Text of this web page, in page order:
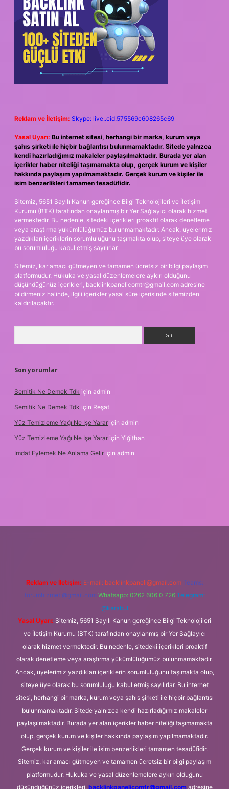
Reklam ve İletişim: Skype: live:.cid.575569c608265c69
Yasal Uyarı: Bu internet sitesi, herhangi bir marka, kurum veya
şahıs şirketi ile hiçbir bağlantısı bulunmamaktadır. Sitede yalnızca
kendi hazırladığımız makaleler paylaşılmaktadır. Burada yer alan
içerikler haber niteliği taşımamakta olup, gerçek kurum ve kişiler
hakkında paylaşım yapılmamaktadır. Gerçek kurum ve kişiler ile
isim benzerlikleri tamamen tesadüfidir.
Sitemiz, 5651 Sayılı Kanun gereğince Bilgi Teknolojileri ve İletişim
Kurumu (BTK) tarafından onaylanmış bir Yer Sağlayıcı olarak hizmet
vermektedir. Bu nedenle, sitedeki içerikleri proaktif olarak denetleme
veya araştırma yükümlülüğümüz bulunmamaktadır. Ancak, üyelerimiz
yazdıkları içeriklerin sorumluluğunu taşımakta olup, siteye üye olarak
bu sorumluluğu kabul etmiş sayılırlar.
Sitemiz, kar amacı gütmeyen ve tamamen ücretsiz bir bilgi paylaşım
platformudur. Hukuka ve yasal düzenlemelere aykırı olduğunu
düşündüğünüz içerikleri, backlinkpanelicomtr@gmail.com adresine
bildirmeniz halinde, ilgili içerikler yasal süre içerisinde sitemizden
kaldırılacaktır.
Son yorumlar
Semitik Ne Demek Tdk için admin
Semitik Ne Demek Tdk için Reşat
Yüz Temizleme Yağı Ne Işe Yarar için admin
Yüz Temizleme Yağı Ne Işe Yarar için Yiğithan
Imdat Eylemek Ne Anlama Gelir için admin
Reklam ve İletişim: E-mail: backlinkpaneli@gmail.com Teams:
forumhizmeti@gmail.com Whatsapp: 0262 606 0 726 Telegram:
@karabul
Yasal Uyarı: Sitemiz, 5651 Sayılı Kanun gereğince Bilgi Teknolojileri
ve İletişim Kurumu (BTK) tarafından onaylanmış bir Yer Sağlayıcı
olarak hizmet vermektedir. Bu nedenle, sitedeki içerikleri proaktif
olarak denetleme veya araştırma yükümlülüğümüz bulunmamaktadır.
Ancak, üyelerimiz yazdıkları içeriklerin sorumluluğunu taşımakta olup,
siteye üye olarak bu sorumluluğu kabul etmiş sayılırlar. Bu internet
sitesi, herhangi bir marka, kurum veya şahıs şirketi ile hiçbir bağlantısı
bulunmamaktadır. Sitede yalnızca kendi hazırladığımız makaleler
paylaşılmaktadır. Burada yer alan içerikler haber niteliği taşımamakta
olup, gerçek kurum ve kişiler hakkında paylaşım yapılmamaktadır.
Gerçek kurum ve kişiler ile isim benzerlikleri tamamen tesadüfidir.
Sitemiz, kar amacı gütmeyen ve tamamen ücretsiz bir bilgi paylaşım
platformudur. Hukuka ve yasal düzenlemelere aykırı olduğunu
düşündüğünüz içerikleri, backlinkpanelicomtr@gmail.comadresine